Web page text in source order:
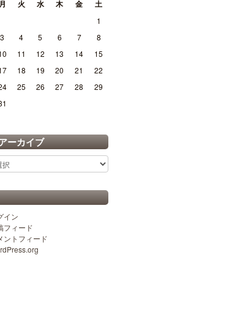
月 火 水 木 金 土
1
3 4 5 6 7
8
11 12 13 14
15
18 19 20 21
22
25 26 27 28
29
ーカイブ
イン
フィード
ントフィード